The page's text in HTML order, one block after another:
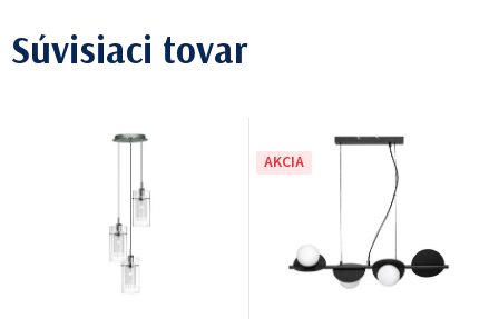
Súvisiaci tovar
AKCIA